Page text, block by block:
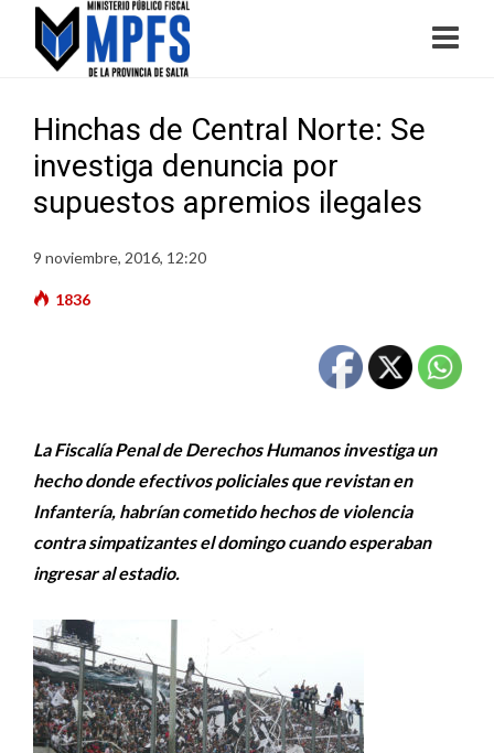
Hinchas de Central Norte: Se
investiga denuncia por
supuestos apremios ilegales
9 noviembre, 2016, 12:20
1836
La Fiscalía Penal de Derechos Humanos investiga un
hecho donde efectivos policiales que revistan en
Infantería, habrían cometido hechos de violencia
contra simpatizantes el domingo cuando esperaban
ingresar al estadio.